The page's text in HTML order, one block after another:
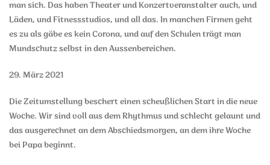
man sich. Das haben Theater und Konzertveranstalter auch, und
Läden, und Fitnessstudios, und all das. In manchen Firmen geht
es zu als gäbe es kein Corona, und auf den Schulen trägt man
Mundschutz selbst in den Aussenbereichen.
29. März 2021
Die Zeitumstellung beschert einen scheußlichen Start in die neue
Woche. Wir sind voll aus dem Rhythmus und schlecht gelaunt und
das ausgerechnet an dem Abschiedsmorgen, an dem ihre Woche
bei Papa beginnt.